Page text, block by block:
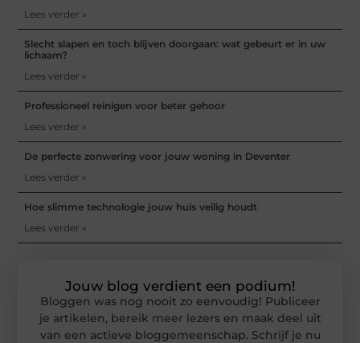
Lees verder »
Slecht slapen en toch blijven doorgaan: wat gebeurt er in uw
lichaam?
Lees verder »
Professioneel reinigen voor beter gehoor
Lees verder »
De perfecte zonwering voor jouw woning in Deventer
Lees verder »
Hoe slimme technologie jouw huis veilig houdt
Lees verder »
Jouw blog verdient een podium!
Bloggen was nog nooit zo eenvoudig! Publiceer
je artikelen, bereik meer lezers en maak deel uit
van een actieve bloggemeenschap. Schrijf je nu